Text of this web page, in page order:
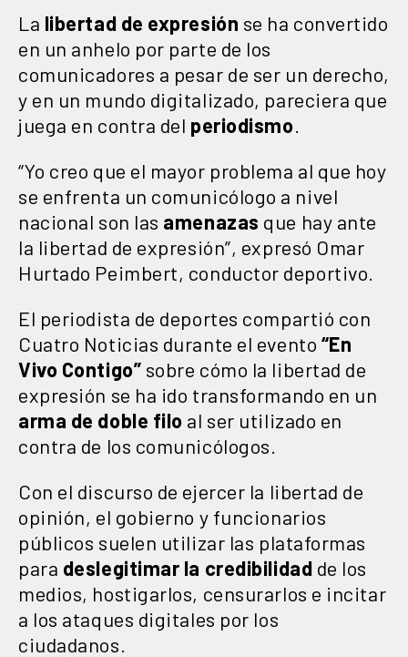
La libertad de expresión se ha convertido
en un anhelo por parte de los
comunicadores a pesar de ser un derecho,
y en un mundo digitalizado, pareciera que
juega en contra del periodismo
“Yo creo que el mayor problema al que hoy
se enfrenta un comunicólogo a nivel
nacional son las amenazas que hay ante
la libertad de expresión”, expresó Omar
Hurtado Peimbert, conductor deportivo.
El periodista de deportes compartió con
Cuatro Noticias durante el evento “En
Vivo Contigo” sobre cómo la libertad de
expresión se ha ido transformando en un
arma de doble filo al ser utilizado en
contra de los comunicólogos.
Con el discurso de ejercer la libertad de
opinión, el gobierno y funcionarios
públicos suelen utilizar las plataformas
para deslegitimar la credibilidad de los
medios, hostigarlos, censurarlos e incitar
a los ataques digitales por los
ciudadanos.